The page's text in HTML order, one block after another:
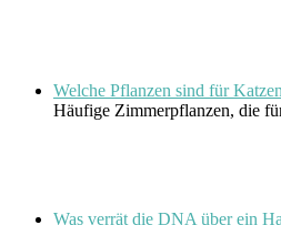
Welche Pflanzen sind für
Häufige Zimmerpflanzen, die
Was verrät die DNA über ein